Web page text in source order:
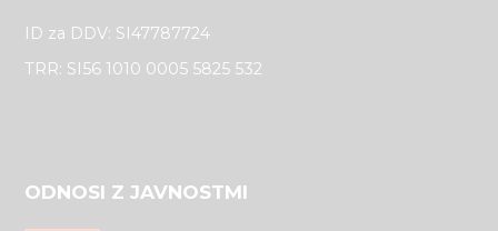
ID za DDV: SI47787724
TRR: SI56 1010 0005 5825 532
ODNOSI Z JAVNOSTMI